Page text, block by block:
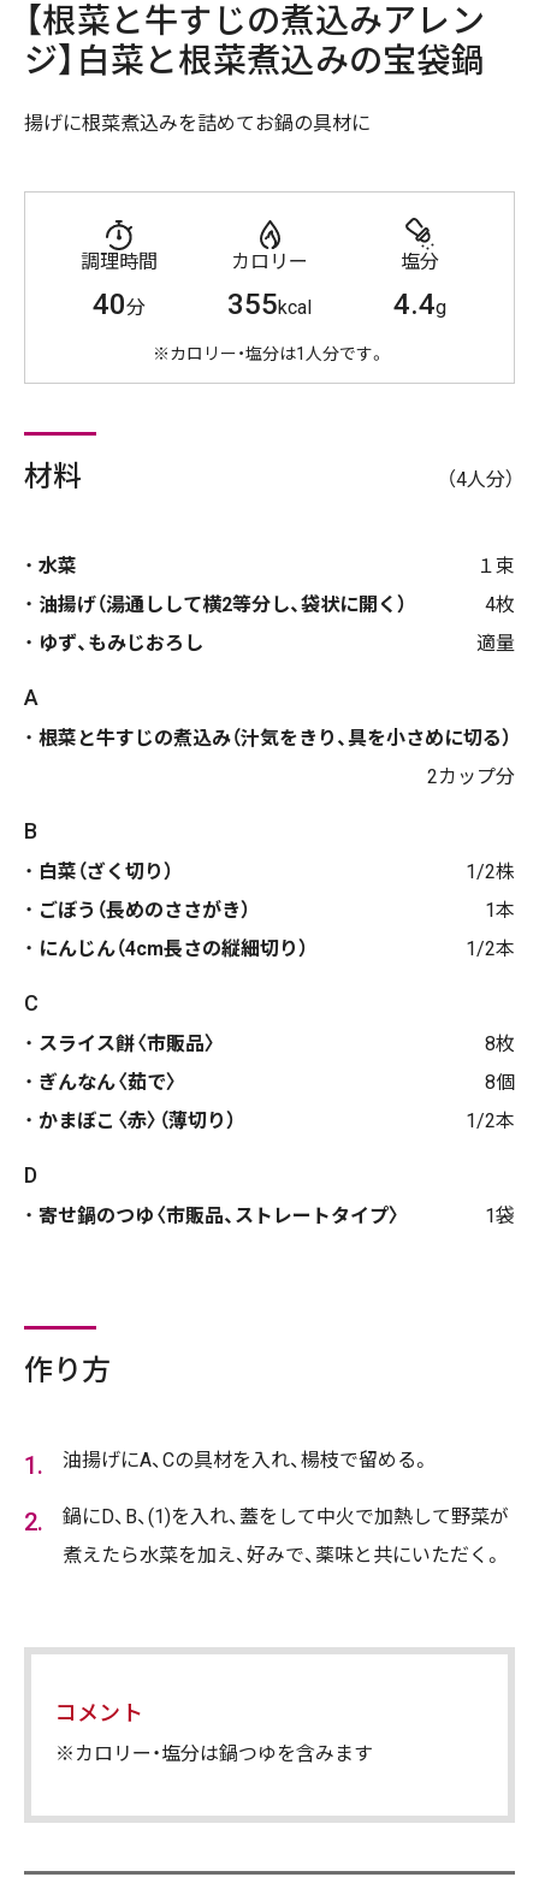
【根菜と牛すじの煮込みアレン
ジ】白菜と根菜煮込みの宝袋鍋
揚げに根菜煮込みを詰めてお鍋の具材に
調理時間
40分
カロリー
355kcal
塩分
4.4g
※カロリー・塩分は1人分です。
材料 （4人分）
水菜
１束
油揚げ（湯通しして横2等分し、袋状に開く）
4枚
ゆず、もみじおろし
適量
A
根菜と牛すじの煮込み（汁気をきり、具を小さめに切る）
2カップ分
B
白菜（ざく切り）
1/2株
ごぼう（長めのささがき）
1本
にんじん（4cm長さの縦細切り）
1/2本
C
スライス餅〈市販品〉
8枚
ぎんなん〈茹で〉
8個
かまぼこ〈赤〉（薄切り）
1/2本
D
寄せ鍋のつゆ〈市販品、ストレートタイプ〉 1袋
作り方
油揚げにA、Cの具材を入れ、楊枝で留める。
鍋にD、B、(1)を入れ、蓋をして中火で加熱して野菜が
煮えたら水菜を加え、好みで、薬味と共にいただく。
コメント
※カロリー・塩分は鍋つゆを含みます